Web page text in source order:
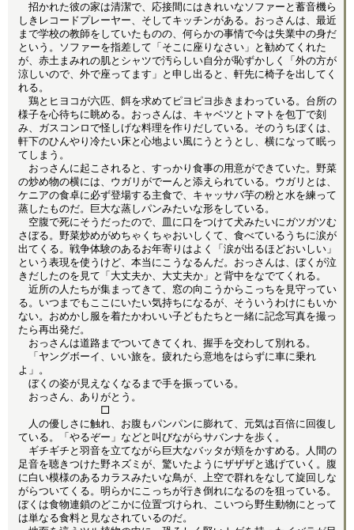
招かれた彼の家は清潔で、応接間にはきれいなソファーと蓄音機ら
しきレコードプレーヤー、そしてキッチンがある。おっさんは、最近
まで学校の教師をしていたものの、何らかの事情で今は失業中の身だ
という。ソファーを指差して「そこに座りなさい」と勧めてくれた
が、赤土まみれの肌とシャツで汚らしい自分が恥ずかしく「外の方が
涼しいので、外で座ってます」と申し出ると、軒先に椅子を出してく
れる。
鶏とヒヨコが六匹、餌を求めてピヨピヨ歩きまわっている。台所の
様子を心待ちに眺める。おっさんは、キャベツとトマトを包丁で刻
み、ガスコンロで怪しげな料理を作りだしている。そのうちぼくは、
軒下のひんやり冷たい床と心地よい風にうとうとし、横になって眠っ
てしまう。
おっさんに起こされると、すっかり食事の用意ができていた。野菜
の炒め物の横には、ウガリがでーんと添えられている。ウガリとは、
ケニアの食卓に必ず登場する主食で、キャッサバ芋の粉と水を練って
蒸したものだ。巨大な蒸しパンみたいな形をしている。
空腹で死にそうだったので、皿に口をつけて犬みたいにガツガツむ
さぼる。野菜炒めがめちゃくちゃおいしくて、食べているうちに涙が
出てくる。戦争体験のあるお年寄りはよく「涙が出るほどおいしい」
という表現を使うけど、本当にこうなるんだ。おっさんは、ぼくが泣
きだしたのを見て「大丈夫か、大丈夫か」と背中をなでてくれる。
近所の人たちが集まってきて、窓の向こうからこっちを見守ってい
る。いつまでもここにいたい気持ちになるが、そういうわけにもいか
ない。おめかし服を着たかわいい子どもたちと一緒に記念写真を撮っ
たら再出発だ。
おっさんは道路までついてきてくれ、握手を交わして別れる。
「ヤングボーイ、いい旅を。疲れたら意地をはらずに車に乗れ
よ」。
ぼくの姿が見えなくなるまで手を振っている。
おっさん、ありがとう。
□
人の優しさに触れ、お腹もパンパンに膨れて、元気は百倍に回復し
ている。「やるぞー」などと叫びながらサバンナを歩く。
ギチギチと羽音を立てながら巨大なバッタが頬をかすめる。人間の
足音を聴きつけた野ネズミが、驚いたようにザザザと逃げていく。腹
に白い模様のあるカラスみたいな鳥が、上空で群れをなして旋回しな
がらついてくる。明らかにこっちが行き倒れになるのを狙っている。
ぼくは食物連鎖のどこかに位置づけられ、こいつら野生動物にとって
は単なる食料と見なされているのだ。